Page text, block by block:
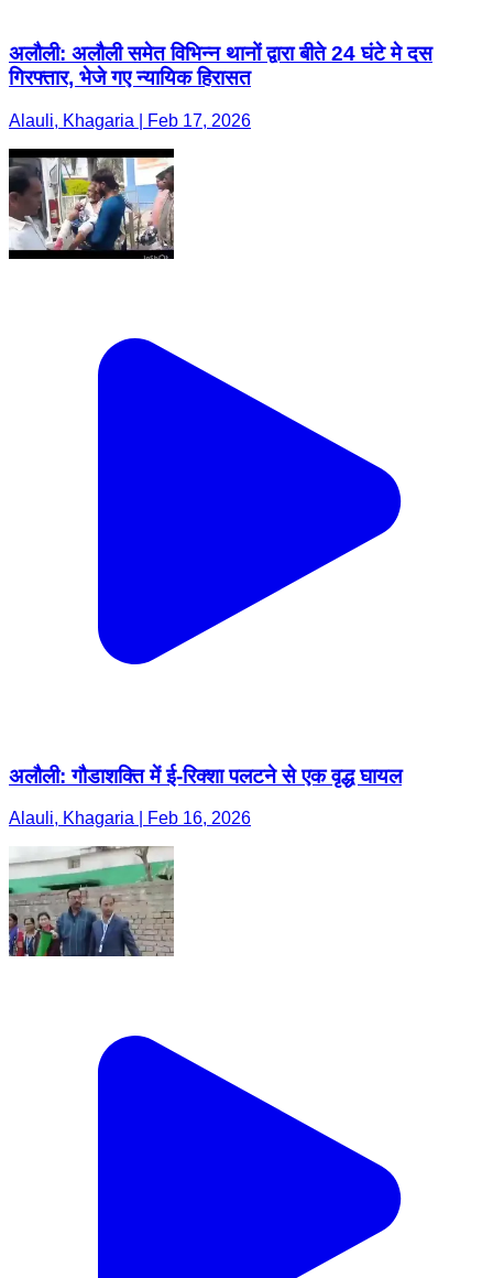
अलौली: अलौली समेत विभिन्न थानों द्वारा बीते 24 घंटे मे दस
गिरफ्तार, भेजे गए न्यायिक हिरासत
Alauli, Khagaria | Feb 17, 2026
अलौली: गौडाशक्ति में ई-रिक्शा पलटने से एक वृद्ध घायल
Alauli, Khagaria | Feb 16, 2026